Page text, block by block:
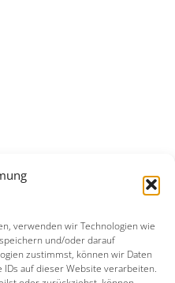
verwenden wir Technologien wie
und/oder darauf
zustimmst, können wir Daten
auf dieser Website verarbeiten.